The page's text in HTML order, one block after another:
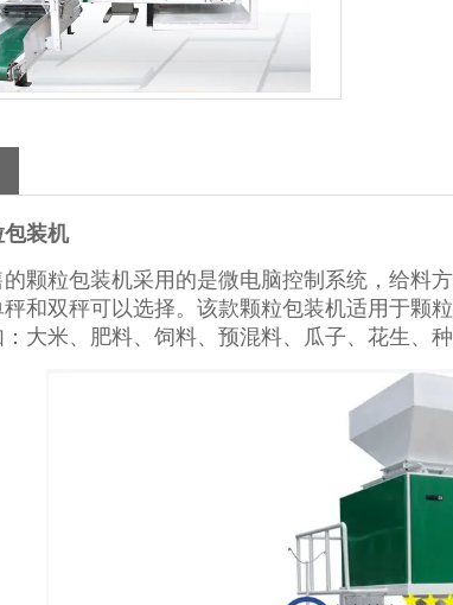
包装机
颗粒包装机采用的是微电脑控制系统，给料
和双秤可以选择。该款颗粒包装机适用于颗
大米、肥料、饲料、预混料、瓜子、花生、